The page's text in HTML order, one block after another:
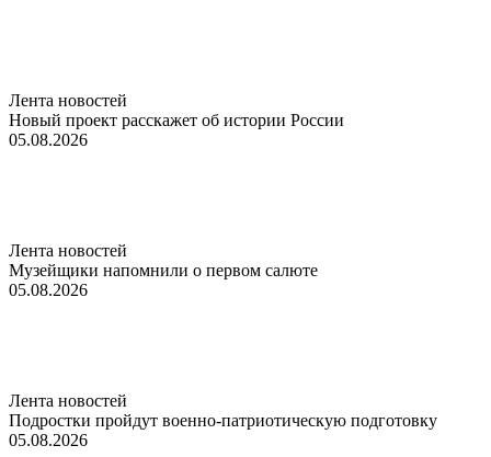
Лента новостей
Новый проект расскажет об истории России
05.08.2026
Лента новостей
Музейщики напомнили о первом салюте
05.08.2026
Лента новостей
Подростки пройдут военно-патриотическую подготовку
05.08.2026